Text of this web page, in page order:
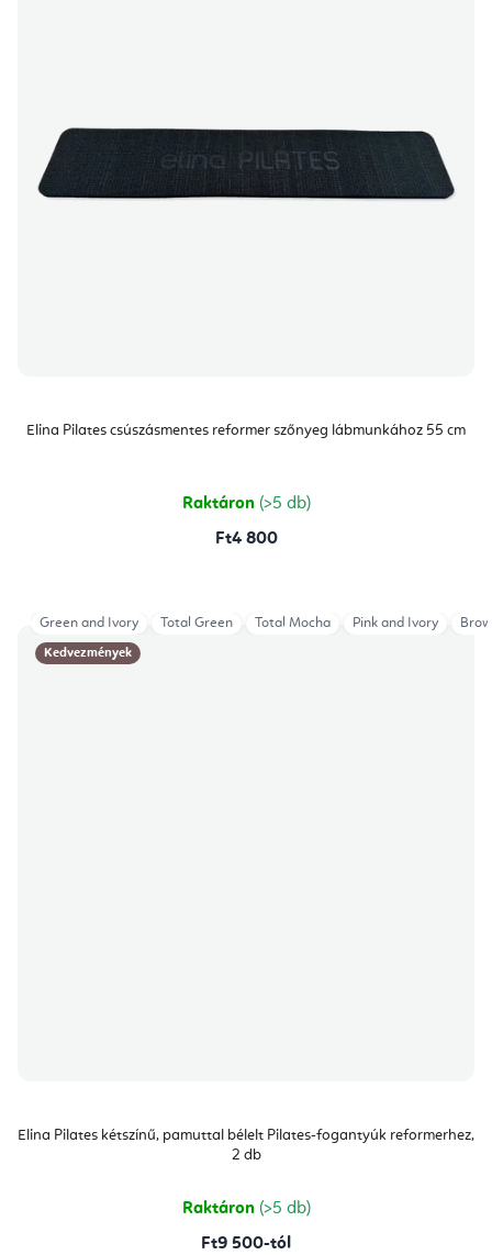
Elina Pilates csúszásmentes reformer szőnyeg lábmunkához 55 cm
Raktáron (>5 db)
Ft4 800
Kedvezmények
Elina Pilates kétszínű, pamuttal bélelt Pilates-fogantyúk reformerhez,
2 db
Raktáron (>5 db)
Ft9 500-tól
Green and Ivory Total Green Total Mocha Pink and Ivory